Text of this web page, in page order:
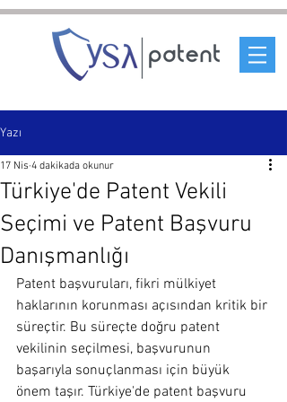
Yazı
Türkiye'de Patent Vekili
Seçimi ve Patent Başvuru
Danışmanlığı
17 Nis 4 dakikada okunur
Patent başvuruları, fikri mülkiyet
haklarının korunması açısından kritik bir
süreçtir. Bu süreçte doğru patent
vekilinin seçilmesi, başvurunun
başarıyla sonuçlanması için büyük
önem taşır. Türkiye'de patent başvuru